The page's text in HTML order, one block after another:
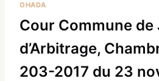
OHADA
Cour Commune
d’Arbitrage,
203-2017 du 23